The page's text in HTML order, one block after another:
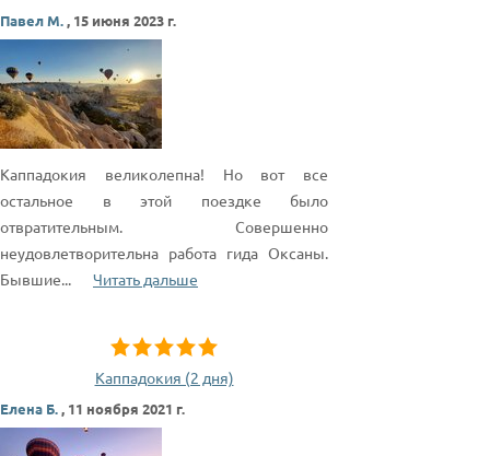
Павел М., 15 июня 2023 г.
Каппадокия великолепна! Но вот все
остальное в этой поездке было
отвратительным. Совершенно
неудовлетворительна работа гида Оксаны.
Бывшие... Читать дальше
Каппадокия (2 дня)
Елена Б., 11 ноября 2021 г.